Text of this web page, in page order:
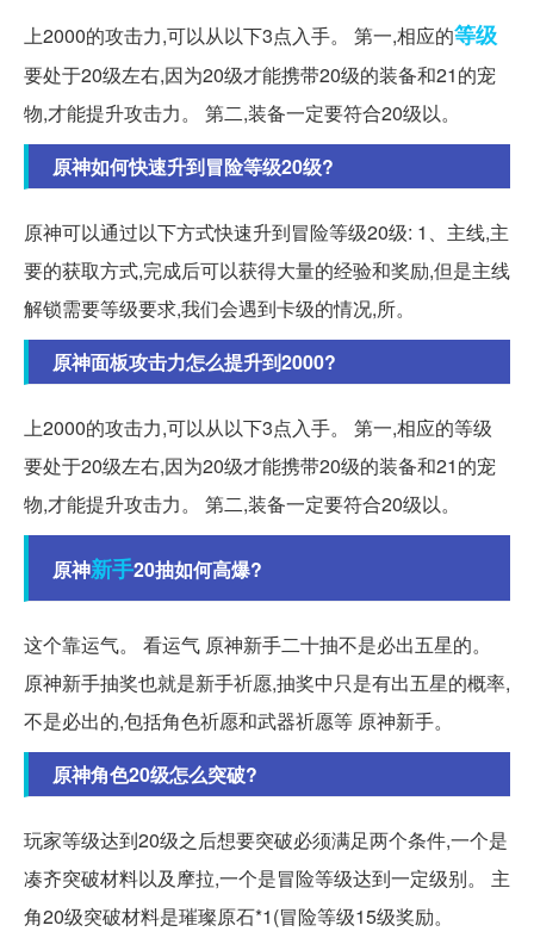
上2000的攻击力,可以从以下3点入手。 第一,相应的等级
要处于20级左右,因为20级才能携带20级的装备和21的宠
物,才能提升攻击力。 第二,装备一定要符合20级以。
原神如何快速升到冒险等级20级?
原神可以通过以下方式快速升到冒险等级20级: 1、主线,主
要的获取方式,完成后可以获得大量的经验和奖励,但是主线
解锁需要等级要求,我们会遇到卡级的情况,所。
原神面板攻击力怎么提升到2000?
上2000的攻击力,可以从以下3点入手。 第一,相应的等级
要处于20级左右,因为20级才能携带20级的装备和21的宠
物,才能提升攻击力。 第二,装备一定要符合20级以。
原神新手20抽如何高爆?
这个靠运气。 看运气 原神新手二十抽不是必出五星的。
原神新手抽奖也就是新手祈愿,抽奖中只是有出五星的概率,
不是必出的,包括角色祈愿和武器祈愿等 原神新手。
原神角色20级怎么突破?
玩家等级达到20级之后想要突破必须满足两个条件,一个是
凑齐突破材料以及摩拉,一个是冒险等级达到一定级别。 主
角20级突破材料是璀璨原石*1(冒险等级15级奖励。